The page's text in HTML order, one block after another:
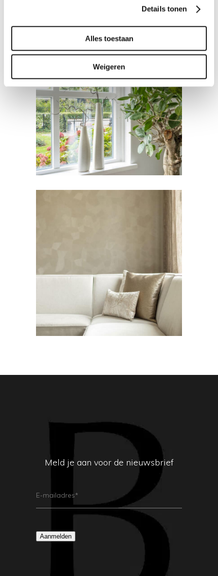
Details tonen
Alles toestaan
Weigeren
STOFFERING
Bamboe vouwgordijn
Facet
Meld je aan voor de nieuwsbrief
Mailadres
Aanmelden